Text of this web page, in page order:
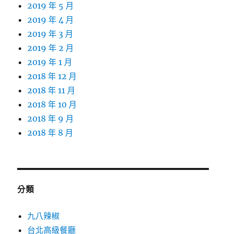
2019 年 5 月
2019 年 4 月
2019 年 3 月
2019 年 2 月
2019 年 1 月
2018 年 12 月
2018 年 11 月
2018 年 10 月
2018 年 9 月
2018 年 8 月
分類
九八辣椒
台北高級餐廳